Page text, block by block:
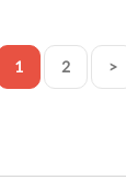
1 2 >